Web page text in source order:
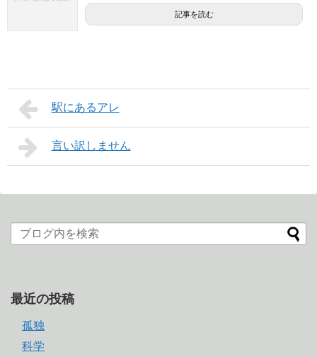
記事を読む
駅にあるアレ
言い訳しません
最近の投稿
孤独
科学